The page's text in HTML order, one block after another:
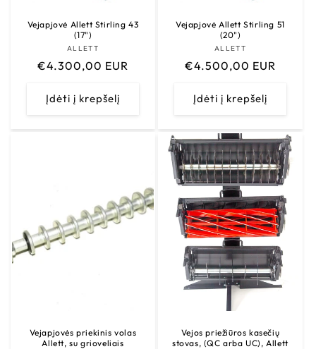
Vejapjovė Allett Stirling 43
(17")
Tiekėjas:
ALLETT
Įprasta
€4.300,00 EUR
Įdėti į krepšelį
Vejapjovė Allett Stirling 51
(20")
Tiekėjas:
ALLETT
Įprasta
€4.500,00 EUR
Įdėti į krepšelį
Vejapjovės priekinis volas
Allett, su grioveliais
Vejos priežiūros kasečių
stovas, (QC arba UC), Allett